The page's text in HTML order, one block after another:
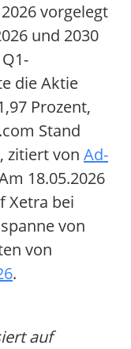
vorgelegt
und 2030
die Aktie
Prozent,
Stand
zitiert von Ad-
18.05.2026
Xetra bei
von
von
.
auf